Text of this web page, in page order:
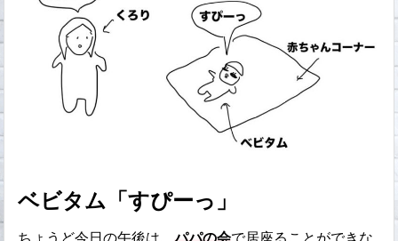
ベビタム「すぴーっ」